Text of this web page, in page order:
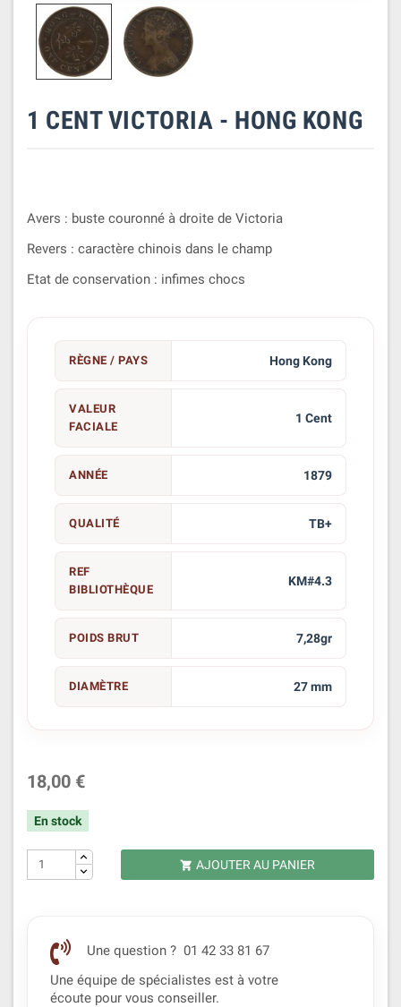
1 CENT VICTORIA - HONG KONG
Avers : buste couronné à droite de Victoria
Revers : caractère chinois dans le champ
Etat de conservation : infimes chocs
RÈGNE / PAYS Hong Kong
VALEUR
FACIALE
1 Cent
ANNÉE 1879
QUALITÉ TB+
REF
BIBLIOTHÈQUE
KM#4.3
POIDS BRUT 7,28gr
DIAMÈTRE 27 mm
18,00 €
En stock
 AJOUTER AU PANIER
Une question ? 01 42 33 81 67
Une équipe de spécialistes est à votre
écoute pour vous conseiller.